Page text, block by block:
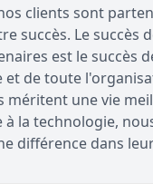
Vision
clients sont
succès. Le succès
est le succès
et de toute
méritent une vie
à la technologie,
différence dans